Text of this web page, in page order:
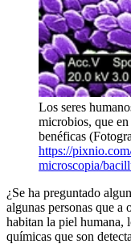
Los seres
microbios, que
benéficas
https://
microscopia/
¿Se ha preguntado
algunas personas que a
habitan la piel humana,
químicas que son